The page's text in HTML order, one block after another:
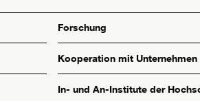
Forschung
Kooperation mit Unternehmen
In- und An-Institute der